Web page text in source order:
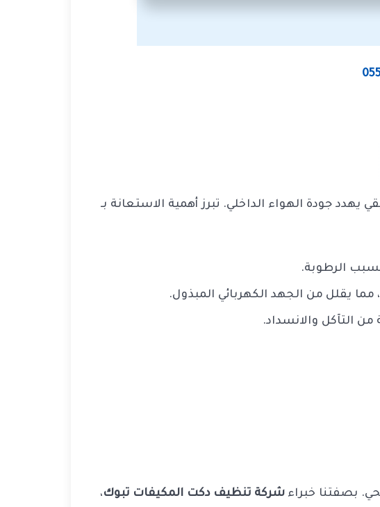
جودة الهواء الداخلي. تبرز أهمية الاستعانة بـ
الرطوبة.
التآكل والانسداد.
بصفتنا خبراء شركة تنظيف دكت المكيفات تبوك،